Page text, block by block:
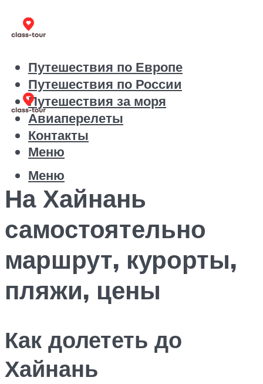
Путешествия по Европе
Путешествия по России
Путешествия за моря
Авиаперелеты
Контакты
Меню
Меню
На Хайнань
самостоятельно
маршрут, курорты,
пляжи, цены
Как долететь до
Хайнань